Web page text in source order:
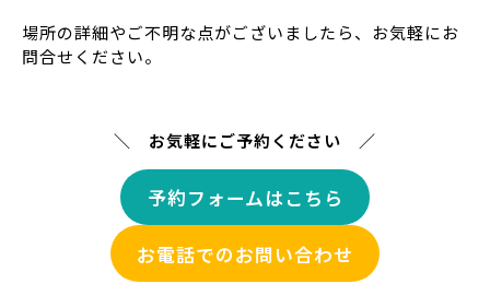
場所の詳細やご不明な点がございましたら、お気軽にお
問合せください。
＼ お気軽にご予約ください ／
予約フォームはこちら
お電話でのお問い合わせ